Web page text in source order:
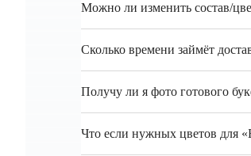
Можно ли изменить состав/
Сколько времени займёт
Получу ли я фото готового
Что если нужных цветов для